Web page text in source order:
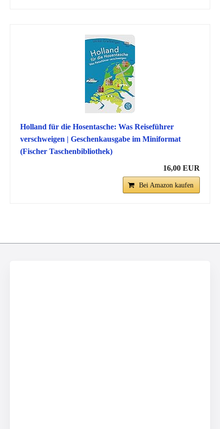
Holland für die Hosentasche: Was Reiseführer
verschweigen | Geschenkausgabe im Miniformat
(Fischer Taschenbibliothek)
16,00 EUR
Bei Amazon kaufen